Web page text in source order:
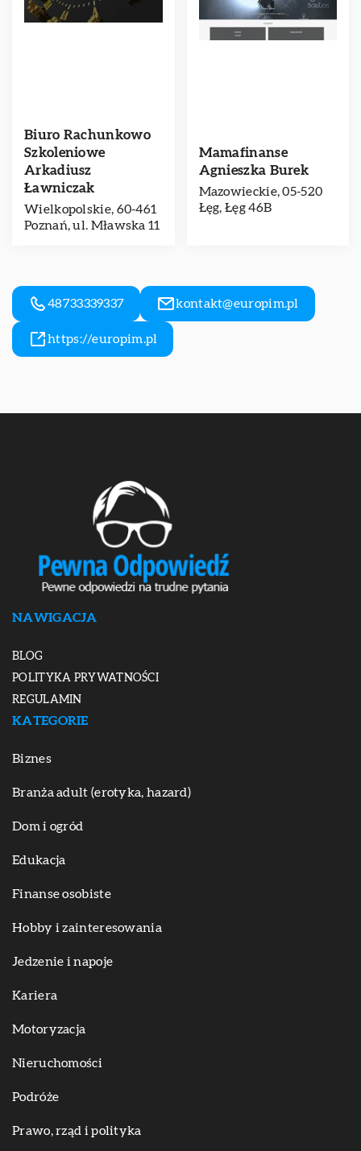
Biuro Rachunkowo
Szkoleniowe
Arkadiusz
Ławniczak
Wielkopolskie, 60-461
Poznań, ul. Mławska 11
Mamafinanse
Agnieszka Burek
Mazowieckie, 05-520
Łęg, Łęg 46B
48733339337 kontakt@europim.pl
https://europim.pl
NAWIGACJA
BLOG
POLITYKA PRYWATNOŚCI
REGULAMIN
KATEGORIE
Biznes
Branża adult (erotyka, hazard)
Dom i ogród
Edukacja
Finanse osobiste
Hobby i zainteresowania
Jedzenie i napoje
Kariera
Motoryzacja
Nieruchomości
Podróże
Prawo, rząd i polityka